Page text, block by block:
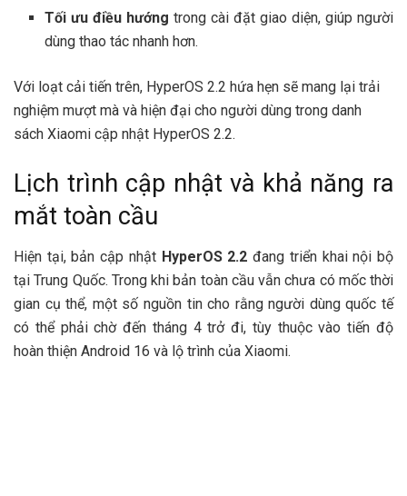
Tối ưu điều hướng trong cài đặt giao diện, giúp người
dùng thao tác nhanh hơn.
Với loạt cải tiến trên, HyperOS 2.2 hứa hẹn sẽ mang lại trải
nghiệm mượt mà và hiện đại cho người dùng trong danh
sách Xiaomi cập nhật HyperOS 2.2.
Lịch trình cập nhật và khả năng ra
mắt toàn cầu
Hiện tại, bản cập nhật HyperOS 2.2 đang triển khai nội bộ
tại Trung Quốc. Trong khi bản toàn cầu vẫn chưa có mốc thời
gian cụ thể, một số nguồn tin cho rằng người dùng quốc tế
có thể phải chờ đến tháng 4 trở đi, tùy thuộc vào tiến độ
hoàn thiện Android 16 và lộ trình của Xiaomi.